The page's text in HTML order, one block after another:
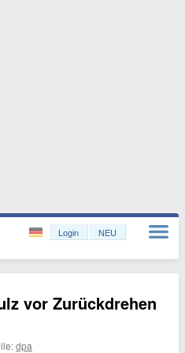
Login NEU
vor Zurückdrehen
dpa